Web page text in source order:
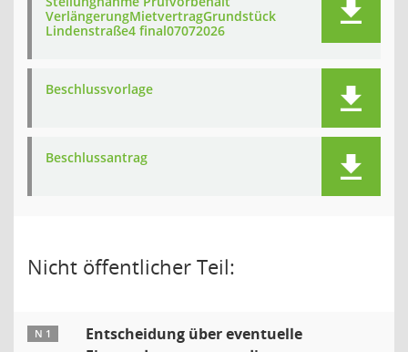
VerlängerungMietvertragGrundstück
Lindenstraße4 final07072026
Beschlussvorlage
Beschlussantrag
Nicht öffentlicher Teil:
N 1
Entscheidung über eventuelle